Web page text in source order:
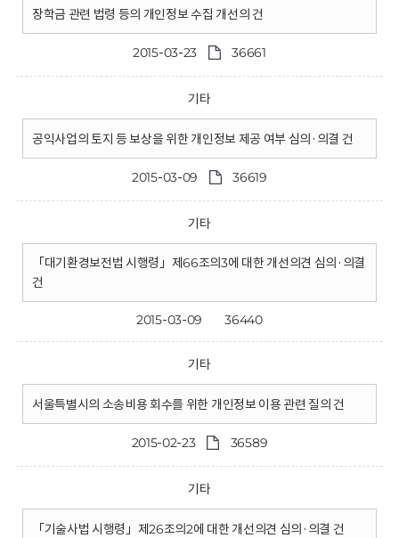
장학금 관련 법령 등의 개인정보 수집 개선의 건
2015-03-23 36661
기타
공익사업의 토지 등 보상을 위한 개인정보 제공 여부 심의·의결 건
2015-03-09 36619
기타
「대기환경보전법 시행령」제66조의3에 대한 개선의견 심의·의결
건
2015-03-09 36440
기타
서울특별시의 소송비용 회수를 위한 개인정보 이용 관련 질의 건
2015-02-23 36589
기타
「기술사법 시행령」제26조의2에 대한 개선의견 심의·의결 건